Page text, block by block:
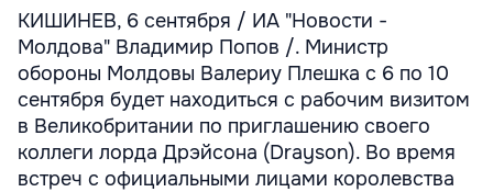
КИШИНЕВ, 6 сентября / ИА "Новости -
Молдова" Владимир Попов /. Министр
обороны Молдовы Валериу Плешка с 6 по 10
сентября будет находиться с рабочим визитом
в Великобритании по приглашению своего
коллеги лорда Дрэйсона (Drayson). Во время
встреч с официальными лицами королевства